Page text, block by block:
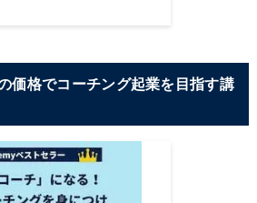
価格でコーチング起業を目指す講